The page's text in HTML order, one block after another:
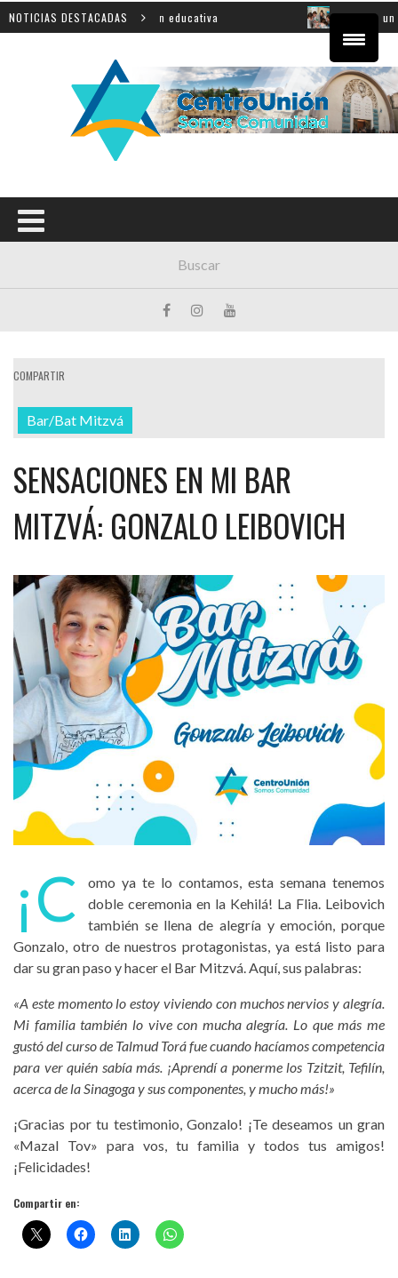
NOTICIAS DESTACADAS
sobre innovación educativa Shahak: una
COMPARTIR
Bar/Bat Mitzvá
SENSACIONES EN MI BAR
MITZVÁ: GONZALO LEIBOVICH
¡C
omo ya te lo contamos, esta semana tenemos
doble ceremonia en la Kehilá! La Flia. Leibovich
también se llena de alegría y emoción, porque
Gonzalo, otro de nuestros protagonistas, ya está listo para
dar su gran paso y hacer el Bar Mitzvá. Aquí, sus palabras:
«A este momento lo estoy viviendo con muchos nervios y alegría.
Mi familia también lo vive con mucha alegría. Lo que más me
gustó del curso de Talmud Torá fue cuando hacíamos competencia
para ver quién sabía más. ¡Aprendí a ponerme los Tzitzit, Tefilín,
acerca de la Sinagoga y sus componentes, y mucho más!»
¡Gracias por tu testimonio, Gonzalo! ¡Te deseamos un gran
«Mazal Tov» para vos, tu familia y todos tus amigos!
¡Felicidades!
Compartir en: